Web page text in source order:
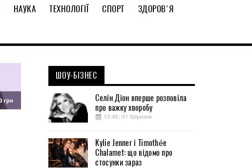
НАУКА ТЕХНОЛОГІЇ СПОРТ
ЗДОРОВ'Я
ШОУ-БІЗНЕС
Селін Діон вперше розповіла
про важку хворобу
15:46, 31 Березня
Kylie Jenner і Timothée
Chalamet: що відомо про
стосунки зараз